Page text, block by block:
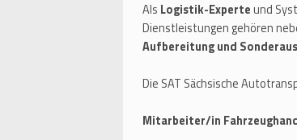
Als Logistik-Experteund
Dienstleistungen gehören
Aufbereitung und
Die SAT Sächsische
Mitarbeiter/in